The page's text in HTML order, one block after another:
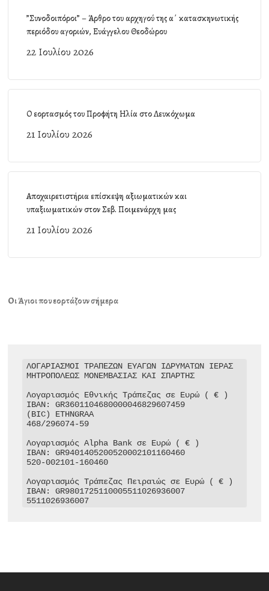
”Συνοδοιπόροι” – Άρθρο του αρχηγού της α΄ κατασκηνωτικής
περιόδου αγοριών, Ευάγγελου Θεοδώρου
22 Ιουλίου 2026
Ο εορτασμός του Προφήτη Ηλία στο Λευκόχωμα
21 Ιουλίου 2026
Αποχαιρετιστήρια επίσκεψη αξιωματικών και
υπαξιωματικών στον Σεβ. Ποιμενάρχη μας
21 Ιουλίου 2026
Οι Άγιοι που εορτάζουν σήμερα
ΛΟΓΑΡΙΑΣΜΟΙ ΤΡΑΠΕΖΩΝ ΕΥΑΓΩΝ ΙΔΡΥΜΑΤΩΝ ΙΕΡΑΣ
ΜΗΤΡΟΠΟΛΕΩΣ ΜΟΝΕΜΒΑΣΙΑΣ ΚΑΙ ΣΠΑΡΤΗΣ
Λογαριασμός Εθνικής Τράπεζας σε Ευρώ ( € )
IBAN: GR3601104680000046829607459
(BIC) ETHNGRAA
468/296074-59
Λογαριασμός Alpha Bank σε Ευρώ ( € )
IBAN: GR9401405200520002101160460
520-002101-160460
Λογαριασμός Τράπεζας Πειραιώς σε Ευρώ ( € )
IBAN: GR9801725110005511026936007
5511026936007